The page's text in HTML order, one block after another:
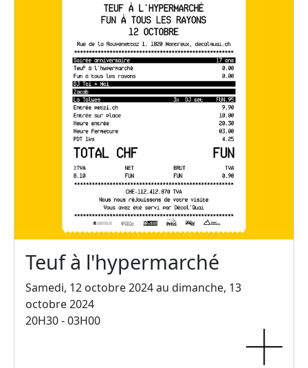
Teuf à l'hypermarché
Samedi, 12 octobre 2024 au dimanche, 13
octobre 2024
20H30 - 03H00